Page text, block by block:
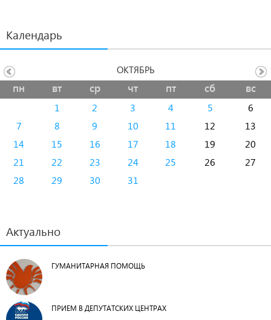
Календарь
пн вт ср чт пт сб вс
1 2 3 4 5
6
7
8 9 10 11 12
13
14
15 16 17 18 19
20
21
22 23 24 25 26
27
28
29 30 31
ОКТЯБРЬ
Актуально
ГУМАНИТАРНАЯ ПОМОЩЬ
ПРИЕМ В ДЕПУТАТСКИХ ЦЕНТРАХ